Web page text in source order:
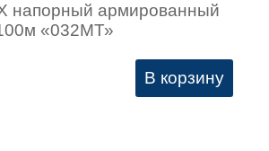
напорный армированный
«032МТ»
В корзину